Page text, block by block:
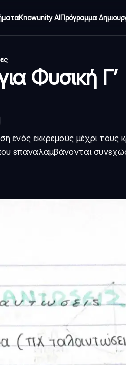
Knowunity AIΠρόγραμμα
Φυσική Γ’
ενός εκκρεμούς μέχρι τους
που επαναλαμβάνονται